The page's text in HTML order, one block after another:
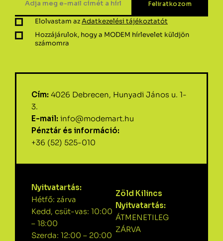
Elolvastam azAdatkezelési tájékoztatót
Hozzájárulok, hogy a MODEM hírlevelet küldjön
számomra
Cím: 4026 Debrecen, Hunyadi János u. 1-
3.
E-mail: info@modemart.hu
Pénztár és információ:
+36 (52) 525-010
Nyitvatartás:
Hétfő: zárva
Kedd, csüt-vas: 10:00
– 18:00
Szerda: 12:00 – 20:00
Zöld Kilincs
Nyitvatartás:
ÁTMENETILEG
ZÁRVA